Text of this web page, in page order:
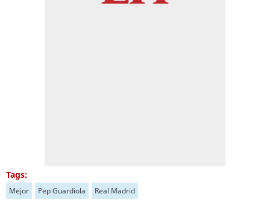
Tags:
Mejor Pep Guardiola Real Madrid